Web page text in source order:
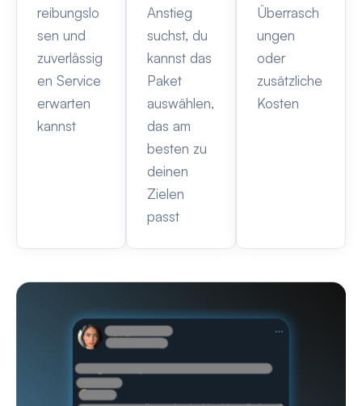
reibungslo
sen und
zuverlässig
en Service
erwarten
kannst
Anstieg
suchst, du
kannst das
Paket
auswählen,
das am
besten zu
deinen
Zielen
passt
Überrasch
ungen
oder
zusätzliche
Kosten